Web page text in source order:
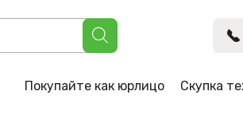
Покупайте как юрлицо Скупка
SM-X736 12GB/128GB (серый)